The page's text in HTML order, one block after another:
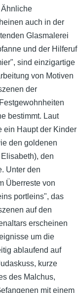
auch in der
Glasmalerei
und der Hilferuf
sind einzigartige
von Motiven
der
bestimmt. Laut
ein Haupt der Kinder
den goldenen
den
Unter den
Überreste von
portleins", das
auf den
erscheinen
um die
ablaufend auf
kurze
des Malchus,
mit einem